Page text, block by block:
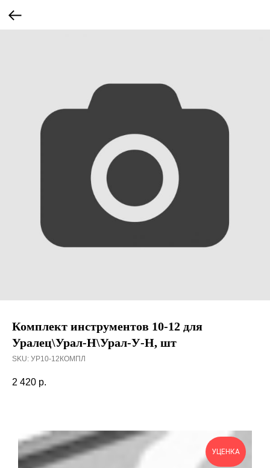
Комплект инструментов 10-12 для
Уралец\Урал-Н\Урал-У-Н, шт
SKU: УР10-12КОМПЛ
2 420 р.
УЦЕНКА